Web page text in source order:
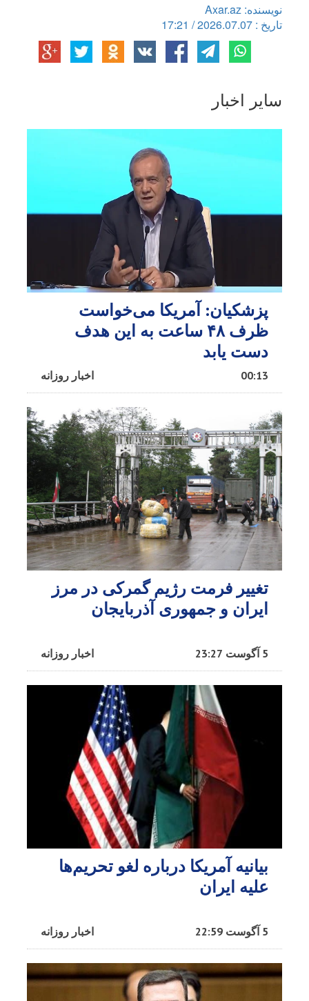
نویسنده: Axar.az
تاریخ : 2026.07.07 / 17:21
سایر اخبار
پزشکیان: آمریکا می‌خواست
ظرف ۴۸ ساعت به این هدف
دست یابد
اخبار روزانه 00:13
تغییر فرمت رژیم گمرکی در مرز
ایران و جمهوری آذربایجان
اخبار روزانه 5 آگوست 23:27
بیانیه آمریکا درباره لغو تحریم‌ها
علیه ایران
اخبار روزانه 5 آگوست 22:59